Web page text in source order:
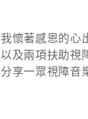
著感恩的心出
及兩項扶助視
享一眾視障音